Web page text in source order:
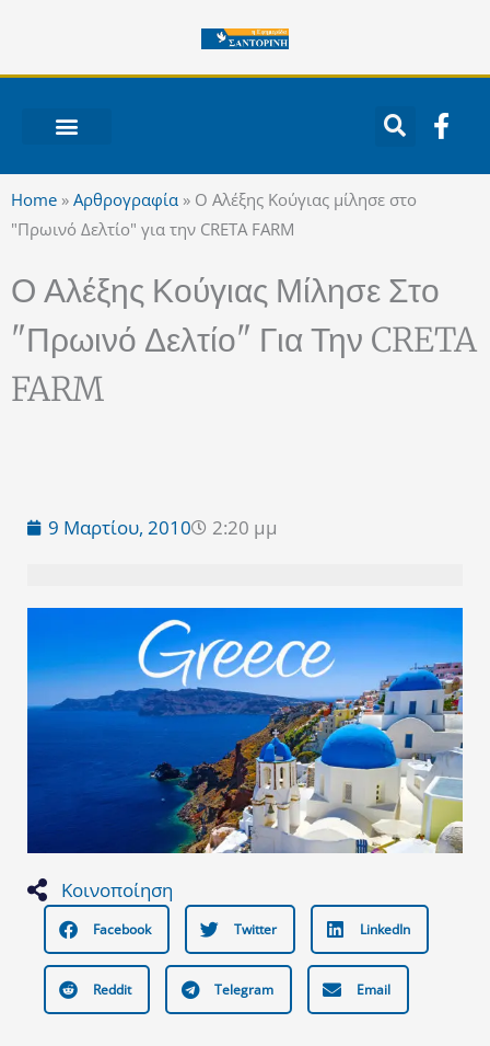
περιεχόμενο
F
a
-
f
Home » Αρθρογραφία » Ο Αλέξης Κούγιας μίλησε στο
"Πρωινό Δελτίο" για την CRETA FARM
Ο Αλέξης Κούγιας Μίλησε Στο
"Πρωινό Δελτίο" Για Την CRETA
FARM
9 Μαρτίου, 2010 2:20 μμ
Κοινοποίηση
Facebook Twitter LinkedIn
Reddit Telegram Email